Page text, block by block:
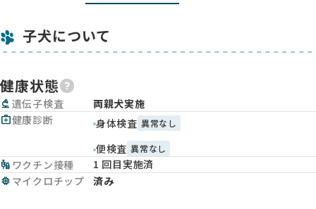
子犬について
健康状態
biotech 遺伝子検査
両親犬実施
medical_services健康診断 身体検査 異常なし
便検査 異常なし
vaccines ワクチン接種
1 回目実施済
memory マイクロチップ 済み